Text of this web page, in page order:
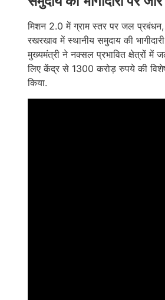
मिशन 2.0 में ग्राम स्तर पर जल
रखरखाव में स्थानीय समुदाय की
मुख्यमंत्री ने नक्सल प्रभावित क्षेत्रों में
लिए केंद्र से 1300 करोड़ रुपये की
किया.